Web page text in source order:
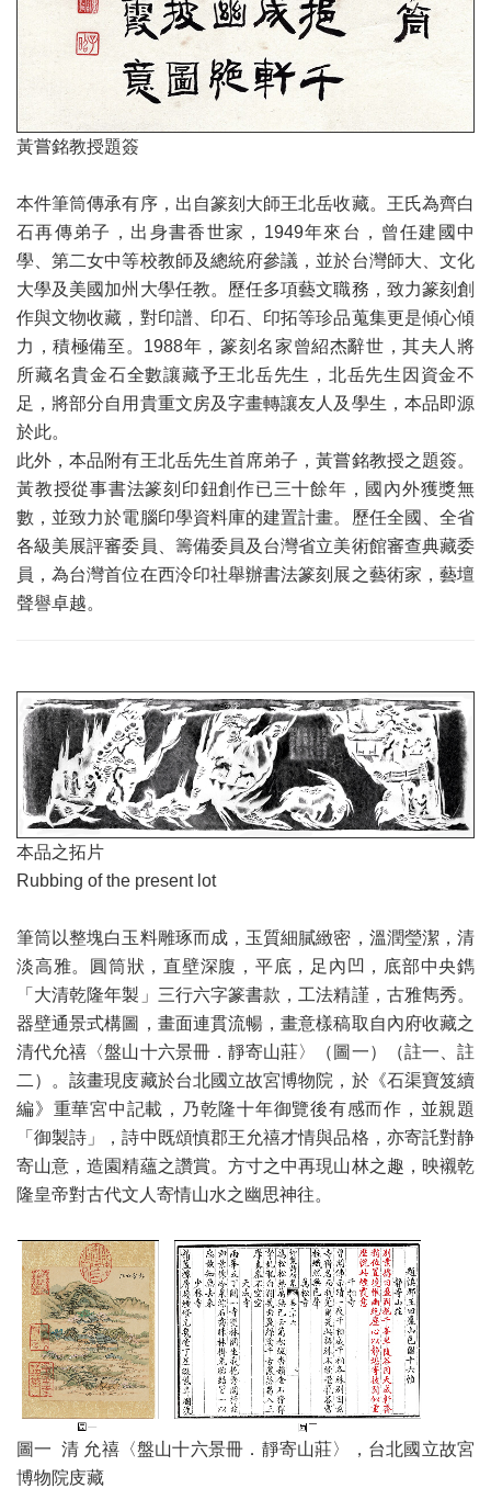
黃嘗銘教授題簽
本件筆筒傳承有序，出自篆刻大師王北岳收藏。王氏為齊白
石再傳弟子，出身書香世家，1949年來台，曾任建國中
學、第二女中等校教師及總統府參議，並於台灣師大、文化
大學及美國加州大學任教。歷任多項藝文職務，致力篆刻創
作與文物收藏，對印譜、印石、印拓等珍品蒐集更是傾心傾
力，積極備至。1988年，篆刻名家曾紹杰辭世，其夫人將
所藏名貴金石全數讓藏予王北岳先生，北岳先生因資金不
足，將部分自用貴重文房及字畫轉讓友人及學生，本品即源
於此。
此外，本品附有王北岳先生首席弟子，黃嘗銘教授之題簽。
黃教授從事書法篆刻印鈕創作已三十餘年，國內外獲獎無
數，並致力於電腦印學資料庫的建置計畫。歷任全國、全省
各級美展評審委員、籌備委員及台灣省立美術館審查典藏委
員，為台灣首位在西泠印社舉辦書法篆刻展之藝術家，藝壇
聲譽卓越。
本品之拓片
Rubbing of the present lot
筆筒以整塊白玉料雕琢而成，玉質細膩緻密，溫潤瑩潔，清
淡高雅。圓筒狀，直壁深腹，平底，足內凹，底部中央鐫
「大清乾隆年製」三行六字篆書款，工法精謹，古雅雋秀。
器壁通景式構圖，畫面連貫流暢，畫意樣稿取自內府收藏之
清代允禧〈盤山十六景冊．靜寄山莊〉（圖一）（註一、註
二）。該畫現庋藏於台北國立故宮博物院，於《石渠寶笈續
編》重華宮中記載，乃乾隆十年御覽後有感而作，並親題
「御製詩」，詩中既頌慎郡王允禧才情與品格，亦寄託對静
寄山意，造園精蘊之讚賞。方寸之中再現山林之趣，映襯乾
隆皇帝對古代文人寄情山水之幽思神往。
圖一 清 允禧〈盤山十六景冊．靜寄山莊〉，台北國立故宮
博物院庋藏